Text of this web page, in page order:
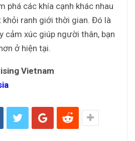
phá các khía cạnh khác nhau
ranh giới thời gian. Đó là
cảm xúc giúp người thân, bạn
ở hiện tại.
Vietnam